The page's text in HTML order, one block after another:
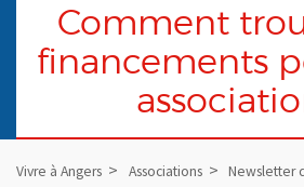
Comment
financements
Vivre à Angers Associations
Newsletter